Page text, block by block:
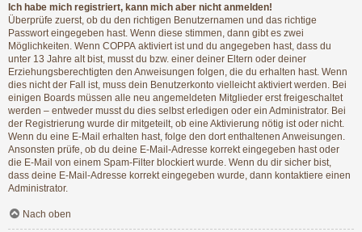
Ich habe mich registriert, kann mich aber nicht anmelden!
Überprüfe zuerst, ob du den richtigen Benutzernamen und das richtige
Passwort eingegeben hast. Wenn diese stimmen, dann gibt es zwei
Möglichkeiten. Wenn COPPA aktiviert ist und du angegeben hast, dass du
unter 13 Jahre alt bist, musst du bzw. einer deiner Eltern oder deiner
Erziehungsberechtigten den Anweisungen folgen, die du erhalten hast. Wenn
dies nicht der Fall ist, muss dein Benutzerkonto vielleicht aktiviert werden. Bei
einigen Boards müssen alle neu angemeldeten Mitglieder erst freigeschaltet
werden – entweder musst du dies selbst erledigen oder ein Administrator. Bei
der Registrierung wurde dir mitgeteilt, ob eine Aktivierung nötig ist oder nicht.
Wenn du eine E-Mail erhalten hast, folge den dort enthaltenen Anweisungen.
Ansonsten prüfe, ob du deine E-Mail-Adresse korrekt eingegeben hast oder
die E-Mail von einem Spam-Filter blockiert wurde. Wenn du dir sicher bist,
dass deine E-Mail-Adresse korrekt eingegeben wurde, dann kontaktiere einen
Administrator.
Nach oben